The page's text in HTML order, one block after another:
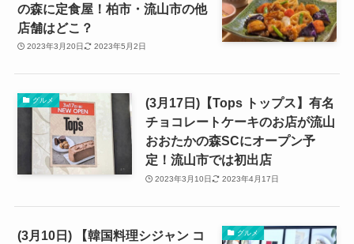
の森に定食屋！柏市・流山市の他
店舗はどこ？
2023年3月20日 2023年5月2日
グルメ
(3月17日)【Tops トップス】有名
チョコレートケーキのお店が流山
おおたかの森SCにオープン予
定！流山市では初出店
2023年3月10日 2023年4月17日
グルメ
(3月10日) 【韓国料理シジャン コ